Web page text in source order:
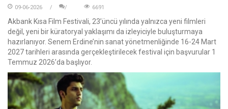
09-06-2026 6691
Akbank Kısa Film Festivali, 23’üncü yılında yalnızca yeni filmleri
değil, yeni bir küratoryal yaklaşımı da izleyiciyle buluşturmaya
hazırlanıyor. Senem Erdine’nin sanat yönetmenliğinde 16-24 Mart
2027 tarihleri arasında gerçekleştirilecek festival için başvurular 1
Temmuz 2026’da başlıyor.